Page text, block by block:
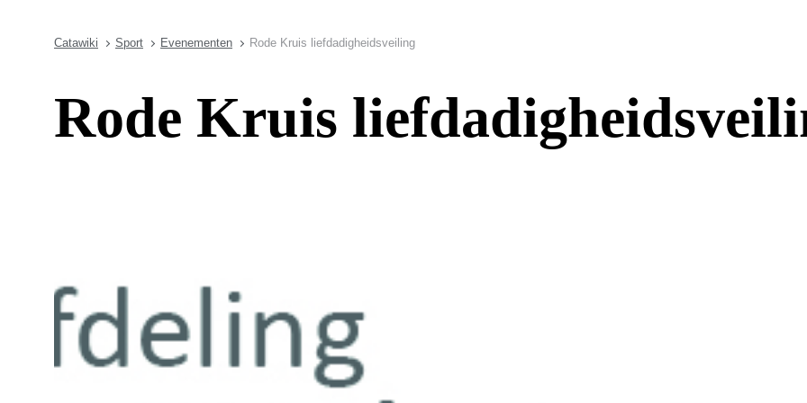
Catawiki Sport Evenementen Rode Kruis liefdadigheidsveiling
Rode Kruis